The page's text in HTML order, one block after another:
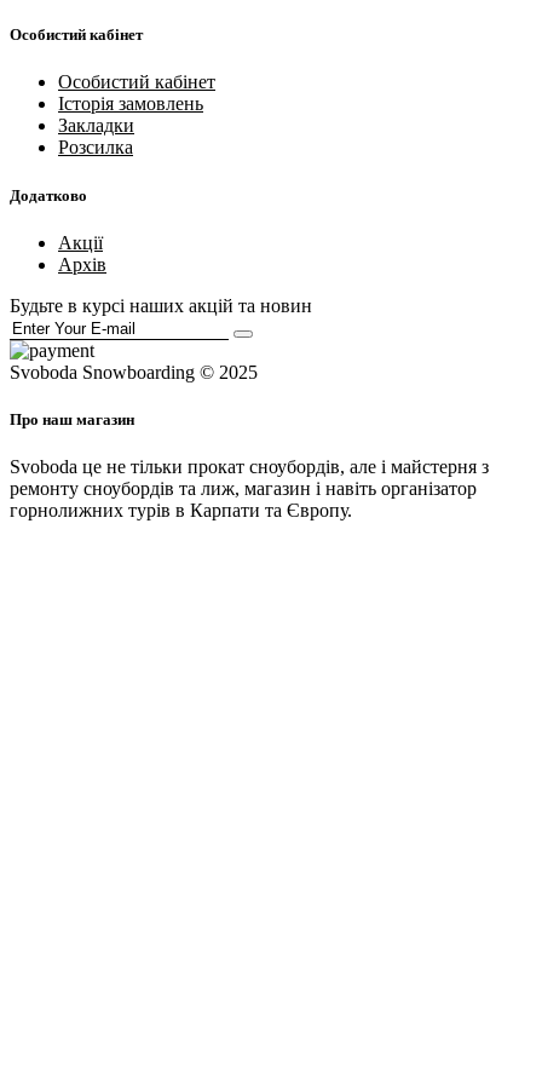
Особистий кабінет
Особистий кабінет
Історія замовлень
Закладки
Розсилка
Додатково
Акції
Архів
Будьте в курсі наших акцій та новин
Svoboda Snowboarding © 2025
Про наш магазин
Svoboda це не тільки прокат сноубордів, але і майстерня з
ремонту сноубордів та лиж, магазин і навіть організатор
горнолижних турів в Карпати та Європу.